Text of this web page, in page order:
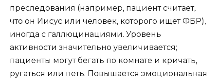
преследования (например, пациент считает,
что он Иисус или человек, которого ищет ФБР),
иногда с галлюцинациями. Уровень
активности значительно увеличивается;
пациенты могут бегать по комнате и кричать,
ругаться или петь. Повышается эмоциональная